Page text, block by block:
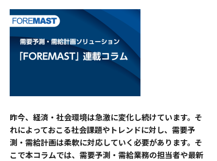
昨今、経済・社会環境は急激に変化し続けています。そ
れによっておこる社会課題やトレンドに対し、需要予
測・需給計画は柔軟に対応していく必要があります。そ
こで本コラムでは、需要予測・需給業務の担当者や最新